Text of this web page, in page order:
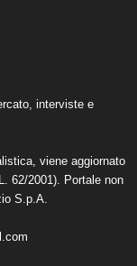
interviste e
viene aggiornato
62/2001). Portale non
S.p.A.